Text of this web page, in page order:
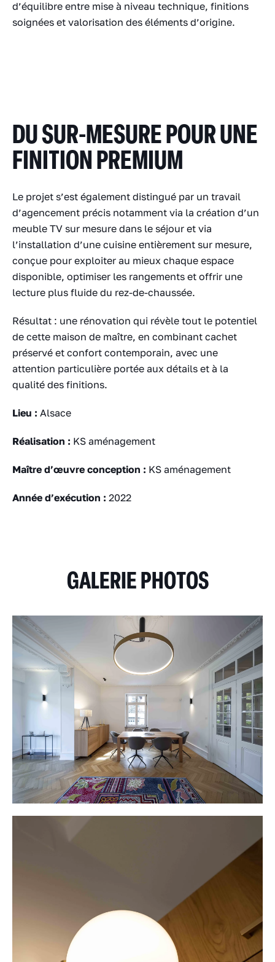
d’équilibre entre mise à niveau technique, finitions
soignées et valorisation des éléments d’origine.
DU SUR-MESURE POUR UNE
FINITION PREMIUM
Le projet s’est également distingué par un travail
d’agencement précis notamment via la création d’un
meuble TV sur mesure dans le séjour et via
l’installation d’une cuisine entièrement sur mesure,
conçue pour exploiter au mieux chaque espace
disponible, optimiser les rangements et offrir une
lecture plus fluide du rez-de-chaussée.
Résultat : une rénovation qui révèle tout le potentiel
de cette maison de maître, en combinant cachet
préservé et confort contemporain, avec une
attention particulière portée aux détails et à la
qualité des finitions.
Lieu : Alsace
Réalisation : KS aménagement
Maître d’œuvre conception : KS aménagement
Année d’exécution : 2022
GALERIE PHOTOS